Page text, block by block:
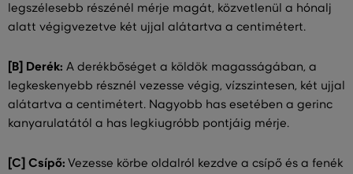
legszélesebb részénél mérje magát, közvetlenül a hónalj
alatt végigvezetve két ujjal alátartva a centimétert.
[B] Derék: A derékbőséget a köldök magasságában, a
legkeskenyebb résznél vezesse végig, vízszintesen, két ujjal
alátartva a centimétert. Nagyobb has esetében a gerinc
kanyarulatától a has legkiugróbb pontjáig mérje.
[C] Csípő: Vezesse körbe oldalról kezdve a csípő és a fenék